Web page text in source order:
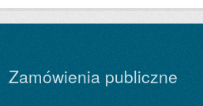
Zamówienia publiczne